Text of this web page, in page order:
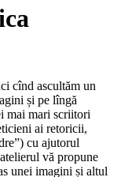
cînd ascultăm un
și pe lîngă
mai mari scriitori
ai retoricii,
cu ajutorul
vă propune
unei imagini și altul